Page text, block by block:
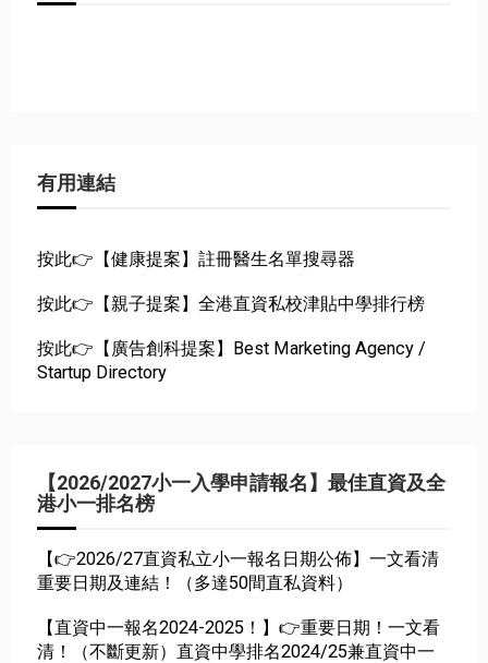
有用連結
按此👉【健康提案】註冊醫生名單搜尋器
按此👉【親子提案】全港直資私校津貼中學排行榜
按此👉【廣告創科提案】Best Marketing Agency /
Startup Directory
【2026/2027小一入學申請報名】最佳直資及全
港小一排名榜
【👉2026/27直資私立小一報名日期公佈】一文看清
重要日期及連結！（多達50間直私資料）
【直資中一報名2024-2025！】👉重要日期！一文看
清！（不斷更新）直資中學排名2024/25兼直資中一